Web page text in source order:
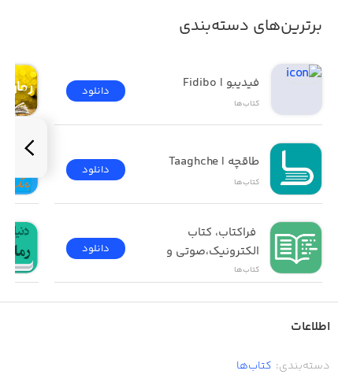
برترین‌های دسته‌بندی
فیدیبو | Fidibo
کتاب‌ها
دانلود
طاقچه | Taaghche
کتاب‌ها
دانلود
چاپی
کتاب‌ها
دانلود
اطلاعات
دسته‌بندی: کتاب‌ها